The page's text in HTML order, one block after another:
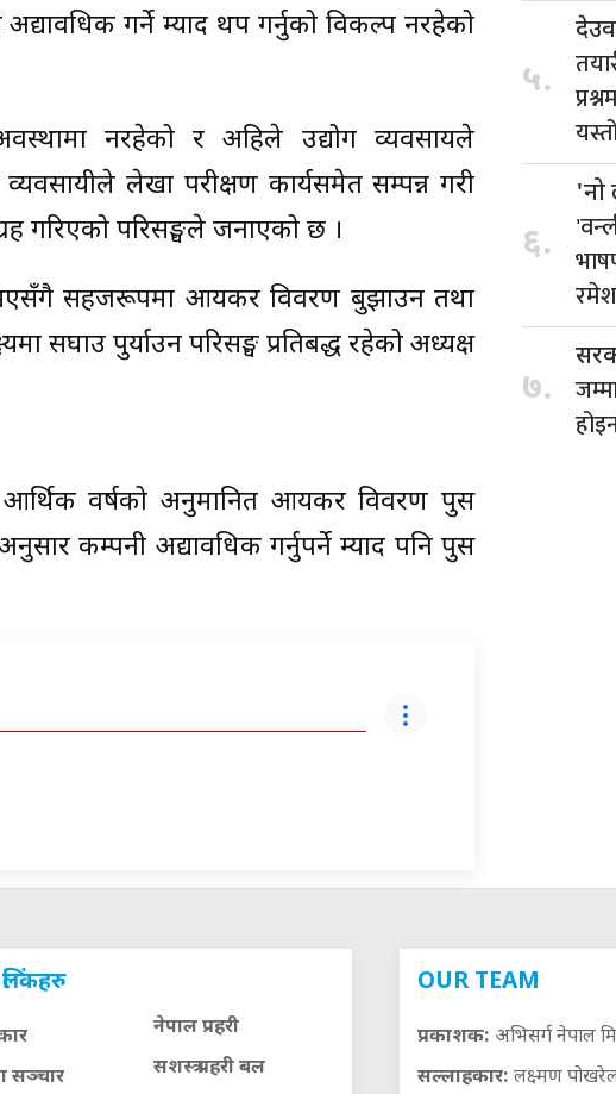
गर्ने म्याद थप गर्नुको विकल्प नरहेको
नरहेको र अहिले उद्योग व्यवसायले
लेखा परीक्षण कार्यसमेत सम्पन्न गरी
गरिएको परिसङ्घले जनाएको छ ।
भएसँगै सहजरूपमा आयकर विवरण बुझाउन तथा
सघाउ पुर्याउन परिसङ्घ प्रतिबद्ध रहेको अध्यक्ष
वर्षको अनुमानित आयकर विवरण पुस
कम्पनी अद्यावधिक गर्नुपर्ने म्याद पनि पुस
५.
६.
'नो
७.
सञ्चार
नेपाल प्रहरी
सशस्त्र प्रहरी बल
OUR TEAM
प्रकाशक: अभिसर्ग नेपाल
सल्लाहकार: लक्ष्मण